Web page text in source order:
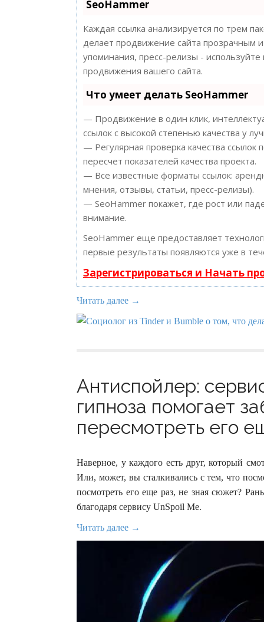
SeoHammer
Каждая ссылка анализируется по трем
делает продвижение сайта прозрачным
упоминания, пресс-релизы -
продвижения вашего сайта.
Что умеет делать SeoHammer
— Продвижение в один клик,
ссылок с высокой степенью качества у
— Регулярная проверка качества
пересчет показателей качества проекта.
— Все известные форматы ссылок:
мнения, отзывы, статьи, пресс-релизы).
— SeoHammer покажет, где рост или
внимание.
SeoHammer еще предоставляет
первые результаты появляются уже в
Зарегистрироваться и Начать
Читать далее →
Антиспойлер:
гипноза помогает
пересмотреть его
Наверное, у каждого есть друг, который
Или, может, вы сталкивались с тем, что
посмотреть его еще раз, не зная сюжет?
благодаря сервису UnSpoil Me.
Читать далее →